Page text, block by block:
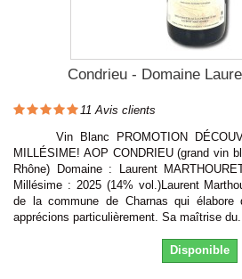
Condrieu - Domaine
11 Avis clients
Vin Blanc PROMOTION
MILLÉSIME! AOP CONDRIEU (grand vin
Rhône) Domaine : Laurent
Millésime : 2025 (14% vol.)Laurent
de la commune de Charnas qui
apprécions particulièrement. Sa maîtrise du...
Disponible